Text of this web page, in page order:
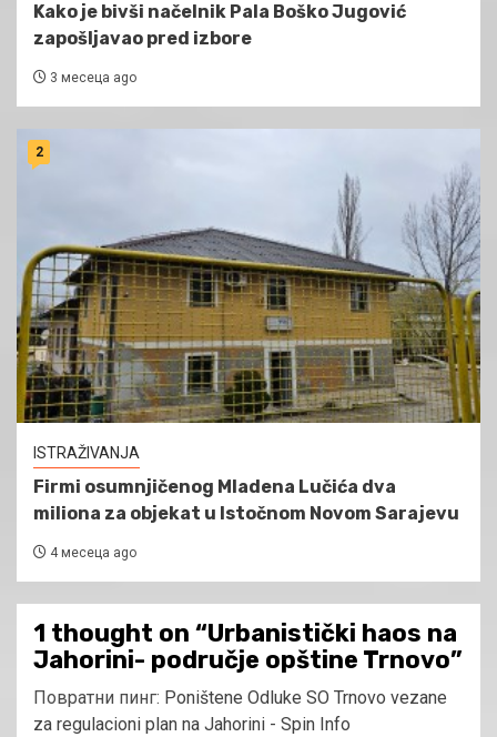
Kako je bivši načelnik Pala Boško Jugović
zapošljavao pred izbore
3 месеца ago
2
ISTRAŽIVANJA
Firmi osumnjičenog Mladena Lučića dva
miliona za objekat u Istočnom Novom Sarajevu
4 месеца ago
1 thought on “Urbanistički haos na
Jahorini- područje opštine Trnovo”
Повратни пинг: Poništene Odluke SO Trnovo vezane
za regulacioni plan na Jahorini - Spin Info